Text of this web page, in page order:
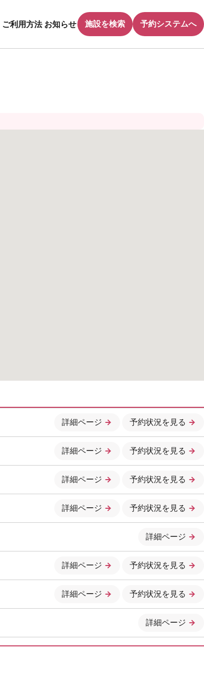
ご利用方法 お知らせ 施設を検索 予約システムへ
詳細ページ 予約状況を見る
詳細ページ 予約状況を見る
詳細ページ 予約状況を見る
詳細ページ 予約状況を見る
詳細ページ
詳細ページ 予約状況を見る
詳細ページ 予約状況を見る
詳細ページ